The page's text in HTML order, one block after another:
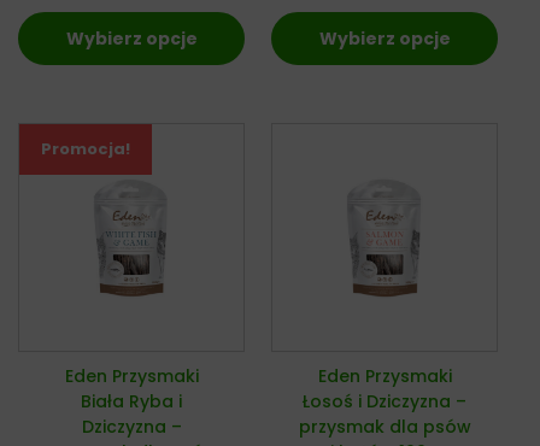
Wybierz opcje Wybierz opcje
Promocja!
Eden Przysmaki
Biała Ryba i
Dziczyzna –
Eden Przysmaki
Łosoś i Dziczyzna –
przysmak dla psów